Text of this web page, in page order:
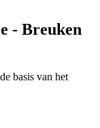
- Breuken
basis van het